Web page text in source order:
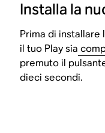
Installa la
Prima di installare
il tuo Play sia
premuto il
dieci secondi.